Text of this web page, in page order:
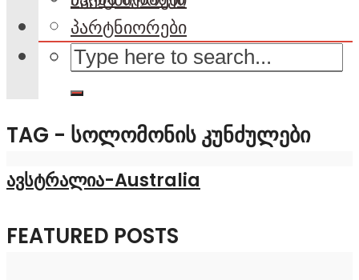
პარტნიორები
TAG - ᲡᲝᲚᲝᲛᲝᲜᲘᲡ ᲙᲣᲜᲫᲣᲚᲔᲑᲘ
ავსტრალია-Australia
FEATURED POSTS